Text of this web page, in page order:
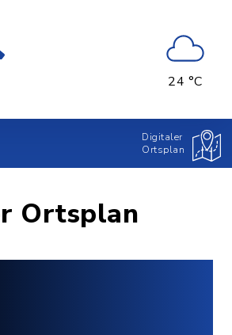
24 °C
Digitaler
Ortsplan
Ortsplan